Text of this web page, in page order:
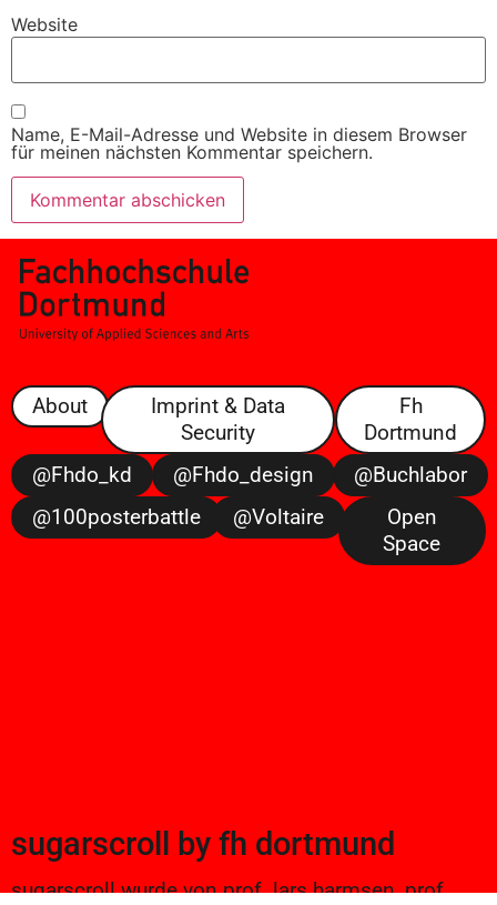
Website
Name, E-Mail-Adresse und Website in diesem Browser
für meinen nächsten Kommentar speichern.
About
Imprint & Data
Security
Fh
Dortmund
@fhdo_kd
@fhdo_design
@buchlabor
@100posterbattle
@voltaire
Open
Space
sugarscroll by fh dortmund
sugarscroll wurde von prof. lars harmsen, prof.